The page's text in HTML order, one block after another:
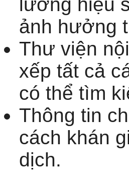
ảnh hưởng
Thư viện
xếp tất cả
có thể tìm
Thông tin
cách khán
dịch.